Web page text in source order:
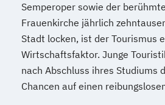
Semperoper sowie der
Frauenkirche jährlich
Stadt locken, ist der Tourismus
Wirtschaftsfaktor. Junge
nach Abschluss ihres Studiums
Chancen auf einen